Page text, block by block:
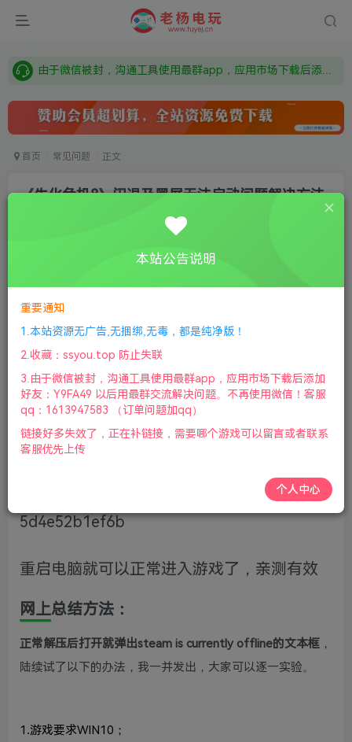
需要什么游戏请联系客服，若链接失效请联系客服，百度网盘边上的激活码也是解压密码
由于微信被封，沟通工具使用最群app，应用市场下载后添加好友：Y9FA49 以后用最群交流解决问题。不再使用微信！
首页 常见问题 正文
《生化危机8》闪退及黑屏无法启动问题解决方法
①下载安装教程 ②下载安装视频教程 ③ 游戏运行
打开电脑 按win+R组合键，输入regedit
将注册表路径：计算机
\HKEY_LOCAL_MACHINE\SOFTWARE\Mic
rosoft\Cryptography里面的MachineGuid 里
的值改成d1eb246e-6243-4460-a88e-
5d4e52b1ef6b
重启电脑就可以正常进入游戏了，亲测有效
网上总结方法：
正常解压后打开就弹出steam is currently offline的文本框 ，
陆续试了以下的办法，我一并发出，大家可以逐一实验。
1.游戏要求WIN10；
本站公告说明
重要通知
1.本站资源无广告,无捆绑,无毒，都是纯净版！
2.收藏：ssyou.top 防止失联
3.由于微信被封，沟通工具使用最群app，应用市场下载后添加
好友：Y9FA49 以后用最群交流解决问题。不再使用微信！客服
qq：1613947583 （订单问题加qq）
链接好多失效了，正在补链接，需要哪个游戏可以留言或者联系
客服优先上传
个人中心